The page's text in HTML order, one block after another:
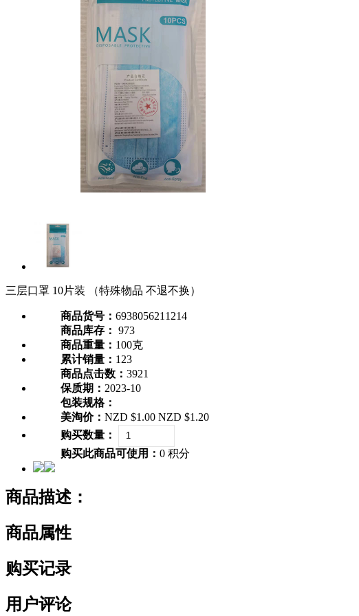
三层口罩 10片装 （特殊物品 不退不换）
商品货号： 6938056211214
商品库存： 973
商品重量： 100克
累计销量： 123
商品点击数： 3921
保质期： 2023-10
包装规格：
美淘价： NZD $1.00 NZD $1.20
购买数量：
购买此商品可使用： 0 积分
商品描述：
商品属性
购买记录
用户评论